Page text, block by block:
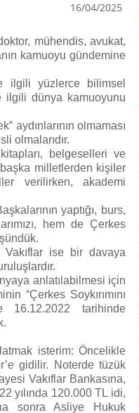
16/04/2025
mühendis, avukat,
kamuoyu gündemine
ilgili yüzlerce bilimsel
ilgili dünya kamuoyunu
aydınlarının olmaması
olmalarıdır.
belgeselleri ve
milletlerden kişiler
verilirken, akademi
yaptığı, burs,
hem de Çerkes
Vakıflar ise bir davaya
anlatılabilmesi için
“Çerkes Soykırımını
16.12.2022 tarihinde
isterim: Öncelikle
gidilir. Noterde tüzük
Vakıflar Bankasına,
yılında 120.000 TL idi,
sonra Asliye Hukuk